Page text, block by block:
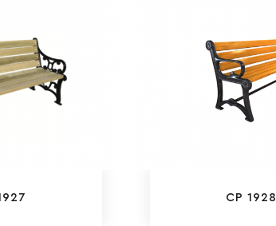
CP 1928